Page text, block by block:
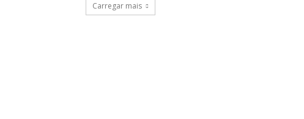
Carregar mais